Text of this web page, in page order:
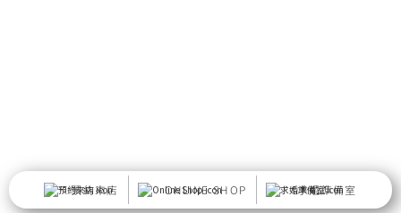
預約來店 ONLINE SHOP 求婚準備室